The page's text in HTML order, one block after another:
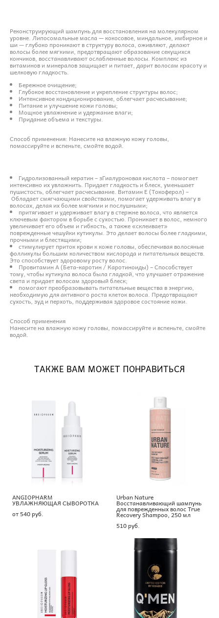
Реконструирующий шампунь для восстановления на молекулярном
уровне. Липосомальные масла — кокосовое, миндальное, имбирное и
ши — глубоко проникают в структуру волоса, оживляют, делают
волосы более мягкими, предотвращают образование секущихся
кончиков, восстанавливают ослабленные волосы. Комплекс из
витаминов и минералов защищает и питает, дарит волосам красоту и
шелковую гладкость.
Бережное очищение;
Глубокое восстановление и укрепление структуры волос;
Интенсивное кондиционирование, облегчает расчесывание;
Питание и улучшение кожи головы;
Мощное увлажнение и удержание влаги;
Придание объема и текстуры.
Способ применения: Нанесите на влажную кожу головы,
помассируйте и вспеньте, смойте водой.
Гидролизованный кератин – зГиалуроновая кислота – помогает
интенсивно их увлажнить. Придает гладкость и блеск, уменьшает
пушистость, облегчает расчесывание. Витамин E (Токоферол) –
Обладает смягчающими свойствами, помогает удерживать влагу в
волосах, делая их более мягкими и послушными;
притягивает и удерживает влагу в стержне волоса, что является
ключевым фактором в борьбе с сухостью. Проникает в волос, немного
увеличивает его объем и гибкость, а также «склеивает»
поврежденные чешуйки кутикулы. Это делает волосы более гладкими,
прочными и блестящими;
стимулирует приток крови к коже головы, обеспечивая волосяные
фолликулы большим количеством кислорода и питательных веществ.
Это способствует здоровому росту волос.
Провитамин A (Бета-каротин / Каротиноиды) – Способствует
тому, чтобы кутикула волоса была гладкой, что улучшает отражение
света и придает волосам здоровый блеск;
помогают преобразовывать питательные вещества в энергию,
необходимую для активного роста клеток волоса. Предотвращают
сухость, зуд и перхоть, поддерживая здоровое состояние кожи.
Способ применения
Нанесите на влажную кожу головы, помассируйте и вспеньте, смойте
водой.
ТАКЖЕ ВАМ МОЖЕТ ПОНРАВИТЬСЯ
ANGIOPHARM
УВЛАЖНЯЮЩАЯ СЫВОРОТКА
от 540 pуб.
Urban Nature
Восстанавливающий шампунь
для поврежденных волос True
Recovery Shampoo, 250 мл
510 pуб.